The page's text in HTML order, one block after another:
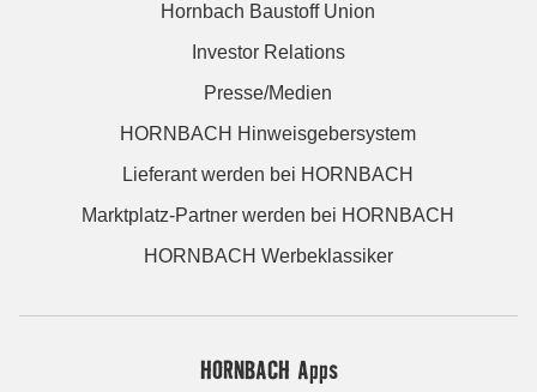
Hornbach Baustoff Union
Investor Relations
Presse/Medien
HORNBACH Hinweisgebersystem
Lieferant werden bei HORNBACH
Marktplatz-Partner werden bei HORNBACH
HORNBACH Werbeklassiker
HORNBACH Apps